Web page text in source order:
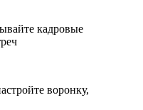
кадровые
воронку,